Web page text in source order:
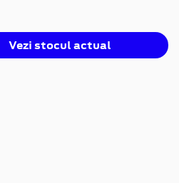
Vezi stocul actual